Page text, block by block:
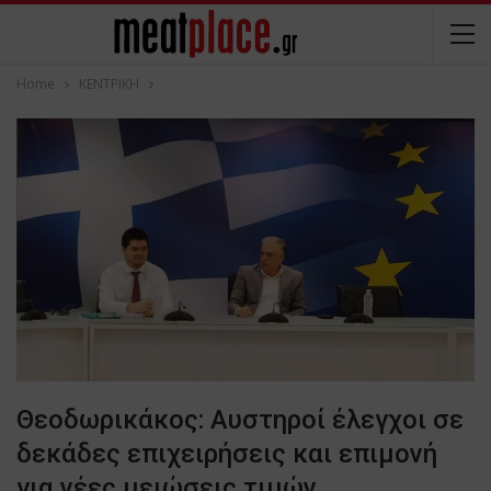
Home ΚΕΝΤΡΙΚΗ
Θεοδωρικάκος: Αυστηροί έλεγχοι σε
δεκάδες επιχειρήσεις και επιμονή